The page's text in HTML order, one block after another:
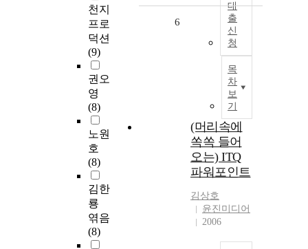
천지
프로
덕션
(9)
권오
영
(8)
노원
호
(8)
김한
룡
엮음
(8)
대
출
신
청
목
차
보
기
6
(머리속에
쏙쏙 들어
오는) ITQ
파워포인트
김상호
윤진미디어
2006